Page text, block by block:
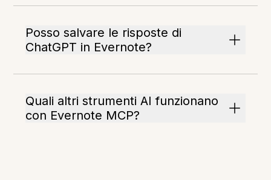
Posso salvare le risposte di
ChatGPT in Evernote?
Quali altri strumenti AI funzionano
con Evernote MCP?